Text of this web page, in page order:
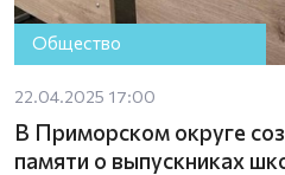
Общество
22.04.2025 17:00
В Приморском округе
памяти о выпускниках